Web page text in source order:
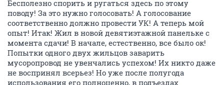
C
condition
experienced
22 октября 2009 vikdarya
Бывал я в 9-этажках на Есенина. Мусоропроводы там
работают, подъезд весь в бычках, особенно, на
подоконниках в полных банках. Так что...Не избежать
нам срача и дело не в мусоропроводе - это не панацея